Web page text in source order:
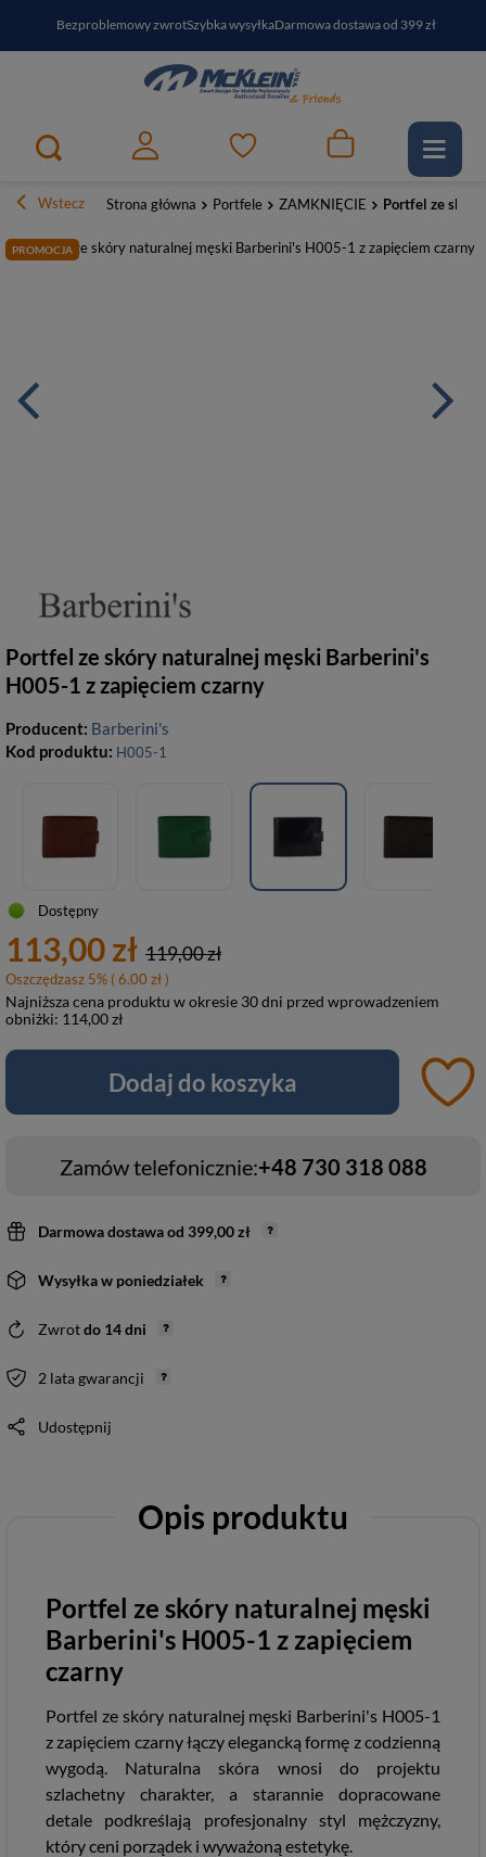
Bezproblemowy zwrotSzybka wysyłkaDarmowa dostawa od 399 zł
PayPo - kup i zapłać za30 dniZapisz się do newslettera i odbierz RABAT
Wstecz Strona główna Portfele ZAMKNIĘCIE Portfel ze
PROMOCJA
Portfel ze skóry naturalnej męski Barberini's
H005-1 z zapięciem czarny
Producent: Barberini's
Kod produktu: H005-1
Dostępny
113,00 zł 119,00 zł
Oszczędzasz 5% ( 6.00 zł )
Najniższa cena produktu w okresie 30 dni przed wprowadzeniem
obniżki: 114,00 zł
Dodaj do koszyka
Zamów telefonicznie:+48 730 318 088
Darmowa dostawaod 399,00 zł
Wysyłkaw poniedziałek
Zwrotdo 14dni
2 lata gwarancji
Udostępnij
Opis produktu
Portfel ze skóry naturalnej męski
Barberini's H005-1 z zapięciem
czarny
Portfel ze skóry naturalnej męski Barberini's H005-1
z zapięciem czarny łączy elegancką formę z codzienną
wygodą. Naturalna skóra wnosi do projektu
szlachetny charakter, a starannie dopracowane
detale podkreślają profesjonalny styl mężczyzny,
który ceni porządek i wyważoną estetykę.